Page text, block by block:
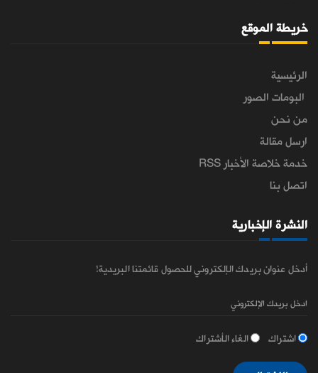
خريطة الموقع
الرئيسية
البومات الصور
من نحن
ارسل مقالة
خدمة خلاصة الأخبار RSS
اتصل بنا
النشرة الإخبارية
أدخل عنوان بريدك الإلكتروني للحصول قائمتنا البريدية!
اشتراك الغاء الأشتراك